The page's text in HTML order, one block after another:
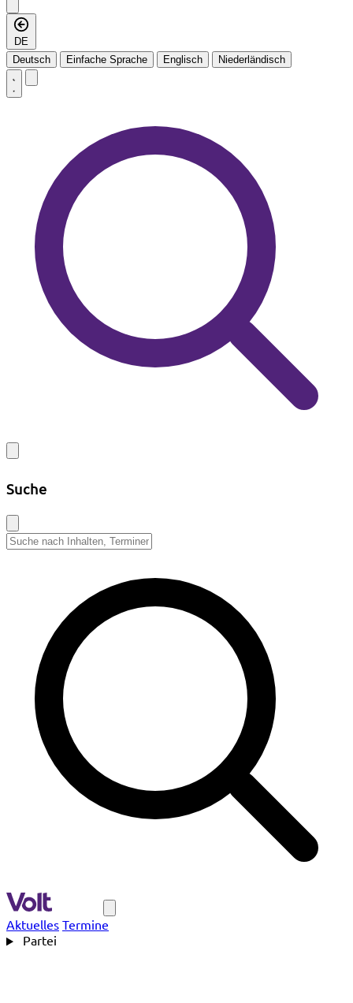
DE
Deutsch
Einfache Sprache Englisch Niederländisch
Suche
Navigation
Aktuelles Termine
Partei